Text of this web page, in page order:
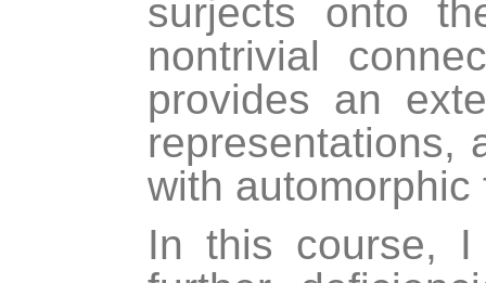
surjects onto
nontrivial
provides an
representations,
with automorphic
In this course,